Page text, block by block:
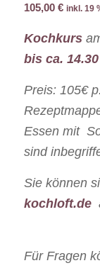
105,00 € inkl. 19
Kochkurs
bis ca.
Preis: 105€
Essen mit
sind
Sie können
kochloft.de
Für Fragen